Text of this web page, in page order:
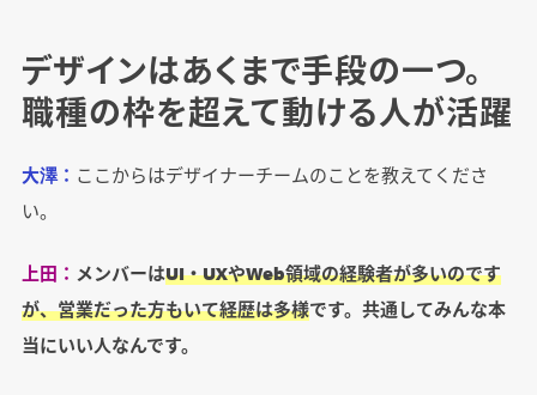
デザインはあくまで手段の一つ。
職種の枠を超えて動ける人が活躍
大澤： ここからはデザイナーチームのことを教えてくださ
い。
上田： メンバーはUI・UXやWeb領域の経験者が多いのです
が、営業だった方もいて経歴は多様です。共通してみんな本
当にいい人なんです。